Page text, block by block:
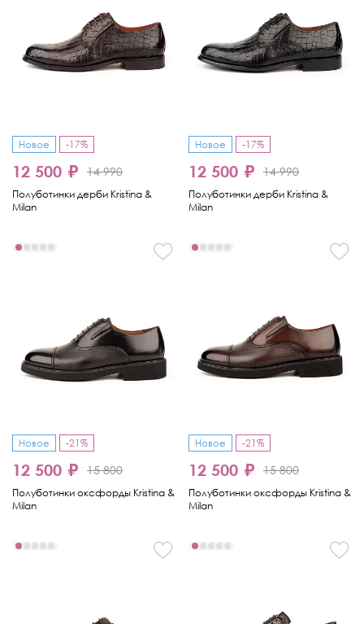
Новое -17%
12 500 ₽ 14 990
Полуботинки дерби Kristina &
Milan
Новое -17%
12 500 ₽ 14 990
Полуботинки дерби Kristina &
Milan
Новое -21%
12 500 ₽ 15 800
Полуботинки оксфорды Kristina &
Milan
Новое -21%
12 500 ₽ 15 800
Полуботинки оксфорды Kristina &
Milan